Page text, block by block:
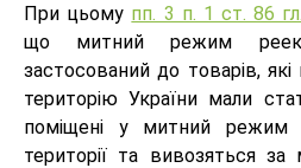
При цьому пп. 3 п. 1 ст. 86
що митний режим
застосований до товарів,
територію України мали
поміщені у митний режим
території та вивозяться за